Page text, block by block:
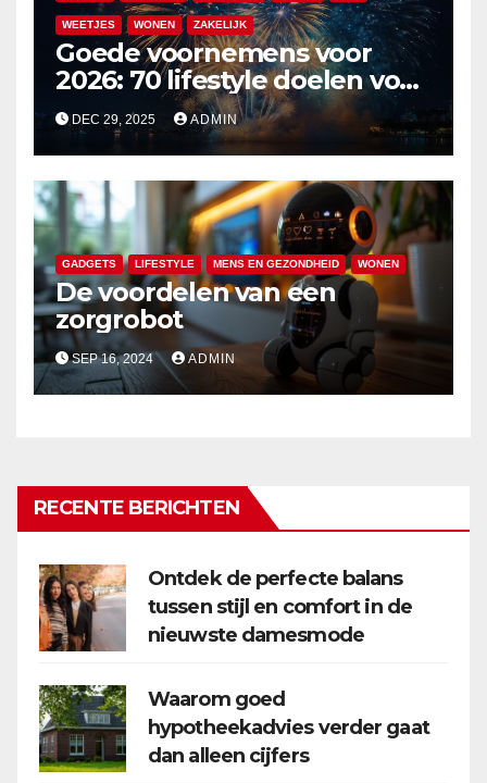
WEETJES WONEN ZAKELIJK
Goede voornemens voor
2026: 70 lifestyle doelen voor
een veelzijdig en leuk jaar
DEC 29, 2025 ADMIN
GADGETS LIFESTYLE MENS EN GEZONDHEID WONEN
De voordelen van een
zorgrobot
SEP 16, 2024 ADMIN
RECENTE BERICHTEN
Ontdek de perfecte balans
tussen stijl en comfort in de
nieuwste damesmode
Waarom goed
hypotheekadvies verder gaat
dan alleen cijfers